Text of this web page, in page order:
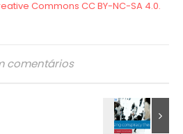
comentários